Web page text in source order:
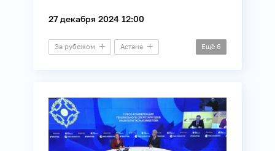
27 декабря 2024 12:00
За рубежом Астана
ОДКБ Политика ШОС
Экономика
Ещё 6